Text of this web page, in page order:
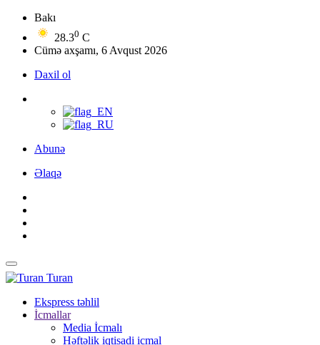
Bakı
28.30 C
Cümə axşamı, 6 Avqust 2026
Daxil ol
Abunə
Əlaqə
Turan
Ekspress təhlil
İcmallar
Media İcmalı
Həftəlik iqtisadi icmal